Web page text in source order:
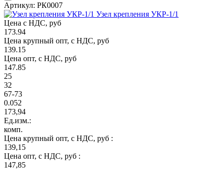
Артикул: РК0007
Узел крепления УКР-1/1
Цена с НДС, руб
173.94
Цена крупный опт, с НДС, руб
139.15
Цена опт, с НДС, руб
147.85
25
32
67-73
0.052
173,94
Ед.изм.:
комп.
Цена крупный опт, с НДС, руб :
139,15
Цена опт, с НДС, руб :
147,85